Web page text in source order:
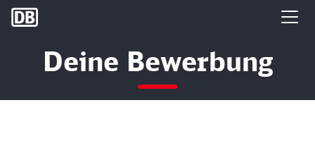
DB Group
Deine Bewerbung